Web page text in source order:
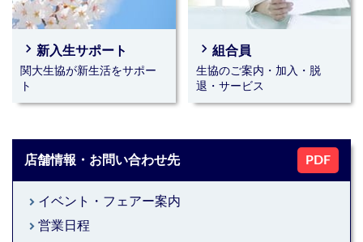
2026年02月20日(金)｜お知らせ｜新入生｜千里山キャンパス｜高
槻キャンパス
4年間の学びを応援します！関大生協のパソコンサポ
ート（ご購入者様向け）
随時受付中｜お知らせ｜千里山キャンパス｜高槻キャンパス
【購買店・教職員の皆さまへ】DELLパソコンのご注
文を承ります
navigate_next 新入生サポート
関大生協が新生活をサポー
ト
navigate_next 組合員
生協のご案内・加入・脱
退・サービス
店舗情報・お問い合わせ先 PDF
keyboard_arrow_right イベント・フェアー案内
keyboard_arrow_right 営業日程